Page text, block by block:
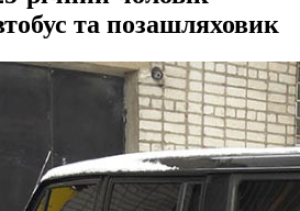
та позашляховик